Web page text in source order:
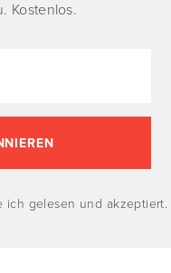
Kostenlos.
ich gelesen und akzeptiert.